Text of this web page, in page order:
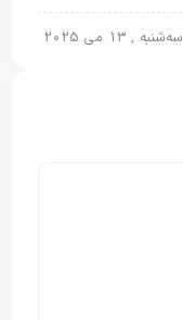
سه‌شنبه , 13 می 2025